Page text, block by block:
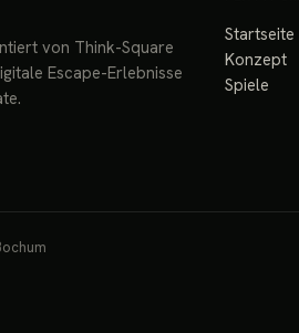
von Think-Square
Escape-Erlebnisse
Startseite
Konzept
Spiele